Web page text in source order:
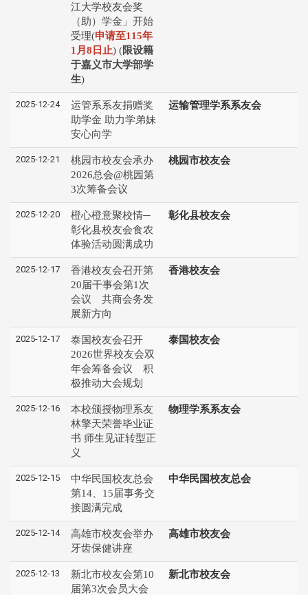
江大学校友会奖
（助）学金」开始
受理(申请⾄115年
1⽉8⽇⽌) (限设籍
于嘉义市大学部学
生)
2025-12-24
运管系系友捐赠奖
助学金 助力学弟妹
安心向学
运输管理学系系友会
2025-12-21
桃园市校友会承办
2026总会@桃园第
3次筹备会议
桃园市校友会
2025-12-20
橙心橙意聚校情─
彰化县校友会食农
体验活动圆满成功
彰化县校友会
2025-12-17
香港校友会召开第
20届干事会第1次
会议 共商会务发
展新方向
香港校友会
2025-12-17
泰国校友会召开
2026世界校友会双
年会筹备会议 积
极推动大会规划
泰国校友会
2025-12-16
本校颁授物理系友
林擎天荣誉毕业证
书 师生见证转型正
义
物理学系系友会
2025-12-15
中华民国校友总会
第14、15届事务交
接圆满完成
中华民国校友总会
2025-12-14
高雄市校友会举办
牙齿保健讲座
高雄市校友会
2025-12-13
新北市校友会第10
届第3次会员大会
新北市校友会